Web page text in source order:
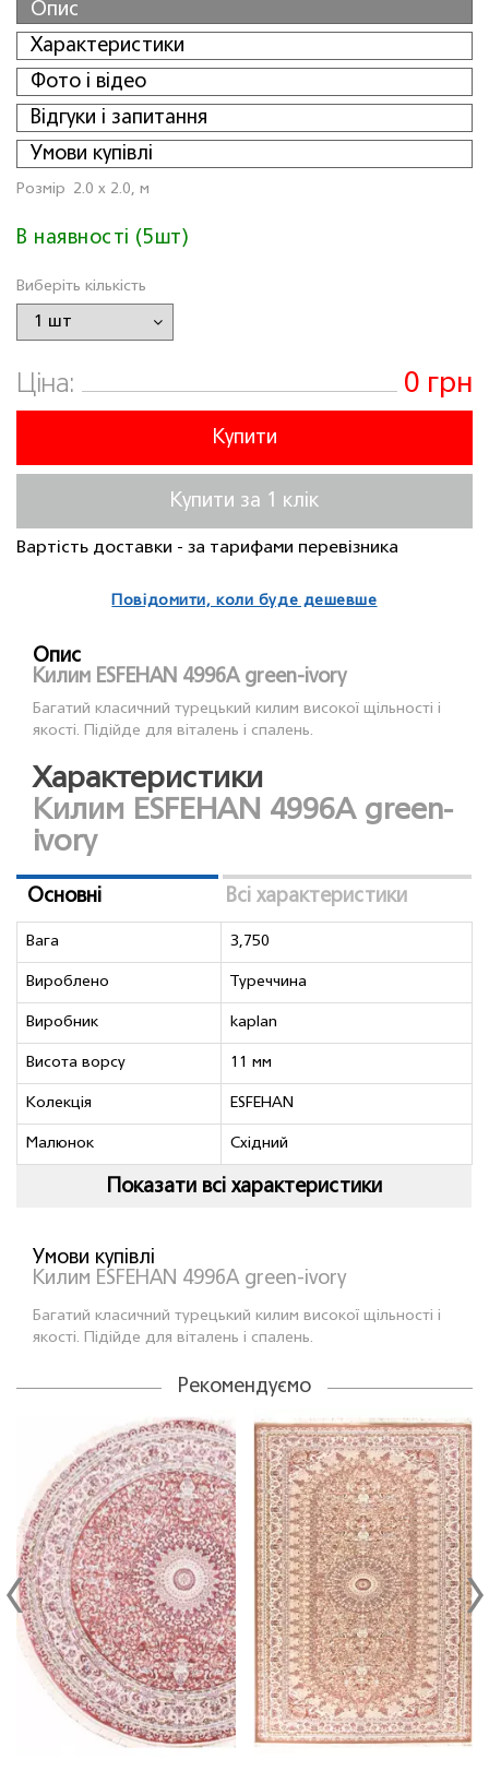
Опис
Характеристики
Фото і відео
Відгуки і запитання
Умови купівлі
Розмiр 2.0 x 2.0, м
В наявності (5шт)
Виберіть кількість
Ціна: 0 грн
Купити
Купити за 1 клiк
Вартість доставки - за тарифами перевізника
Повідомити, коли буде дешевше
Опис
Килим ESFEHAN 4996A green-ivory
Багатий класичний турецький килим високої щільності і
якості. Підійде для віталень і спалень.
Характеристики
Килим ESFEHAN 4996A green-
ivory
Основні Всі характеристики
Вага 3,750
Вироблено Туреччина
Виробник kaplan
Висота ворсу 11 мм
Колекція ESFEHAN
Малюнок Схiдний
Показати всі характеристики
Умови купівлі
Килим ESFEHAN 4996A green-ivory
Багатий класичний турецький килим високої щільності і
якості. Підійде для віталень і спалень.
Рекомендуємо